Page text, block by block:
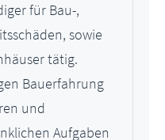
für Bau-,
sowie
tätig.
Bauerfahrung
und
Aufgaben